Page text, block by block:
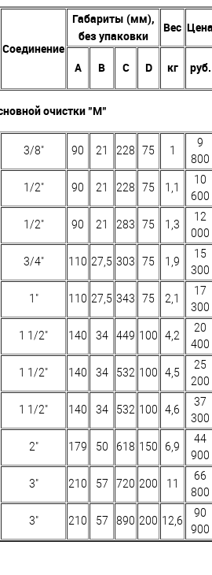
Соединение
Габариты (мм),
без упаковки
Вес
А В C D кг руб.
очистки "M"
3/8" 90 21 228 75 1
9
800
1/2" 90 21 228 75 1,1
10
600
1/2" 90 21 283 75 1,3
12
000
3/4" 110 27,5 303 75 1,9
15
300
1" 110 27,5 343 75 2,1
17
300
1 1/2" 140 34 449 100 4,2
20
400
1 1/2" 140 34 532 100 4,5
25
200
1 1/2" 140 34 532 100 4,6
37
300
2" 179 50 618 150 6,9
44
900
3" 210 57 720 200 11
66
800
3" 210 57 890 200 12,6
90
900